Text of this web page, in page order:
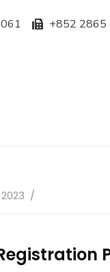
+852 2865